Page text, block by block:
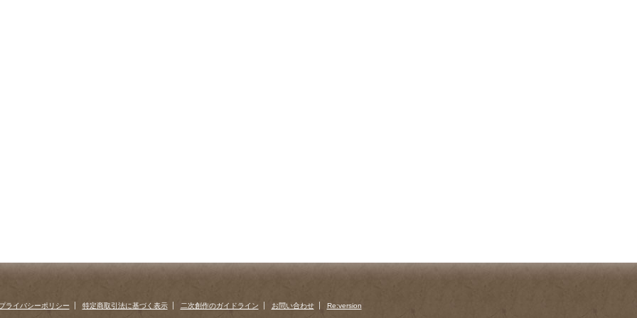
ライバシーポリシー 特定商取引法に基づく表示 二次創作のガイドライン お問い合わせ Re:version